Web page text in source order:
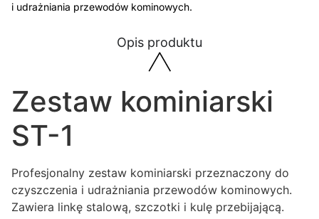
i udrażniania przewodów kominowych.
Opis produktu
Zestaw kominiarski
ST-1
Profesjonalny zestaw kominiarski przeznaczony do
czyszczenia i udrażniania przewodów kominowych.
Zawiera linkę stalową, szczotki i kulę przebijającą.